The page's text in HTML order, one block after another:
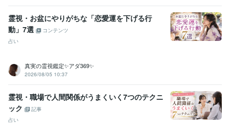
霊視・お盆にやりがちな「恋愛運を下げる行
動」7選
コンテンツ
占い
真実の霊視鑑定✨アダ369✨
2026/08/05 10:37
霊視・職場で人間関係がうまくいく7つのテクニ
ック
記事
占い